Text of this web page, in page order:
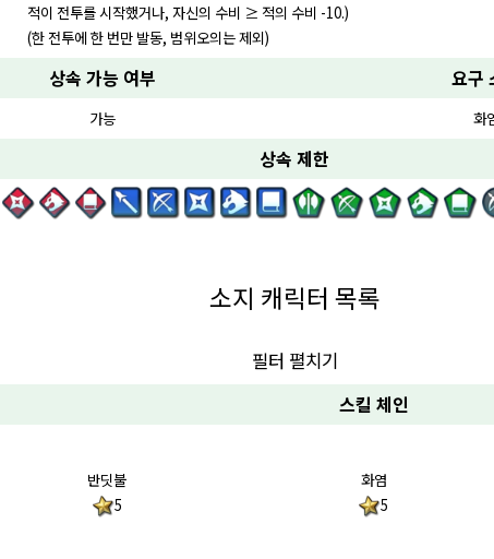
적이 전투를 시작했거나, 자신의 수비 ≥ 적의 수비 -10.)
(한 전투에 한 번만 발동, 범위오의는 제외)
상속 가능 여부 요구
가능 화
상속 제한
소지 캐릭터 목록
필터 펼치기
스킬 체인
반딧불
5
화염
5